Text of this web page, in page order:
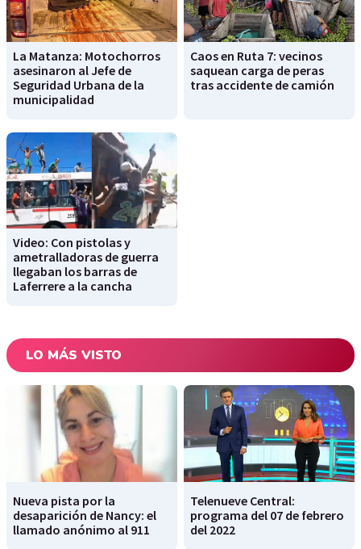
La Matanza: Motochorros
asesinaron al Jefe de
Seguridad Urbana de la
municipalidad
Caos en Ruta 7: vecinos
saquean carga de peras
tras accidente de camión
Video: Con pistolas y
ametralladoras de guerra
llegaban los barras de
Laferrere a la cancha
LO MÁS VISTO
Nueva pista por la
desaparición de Nancy: el
llamado anónimo al 911
Telenueve Central:
programa del 07 de febrero
del 2022